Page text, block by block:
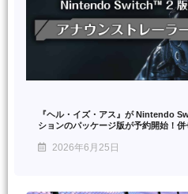
『ヘル・イズ・アス』が Nintendo
ションのパッケージ版が予約開始！
2026年6月25日